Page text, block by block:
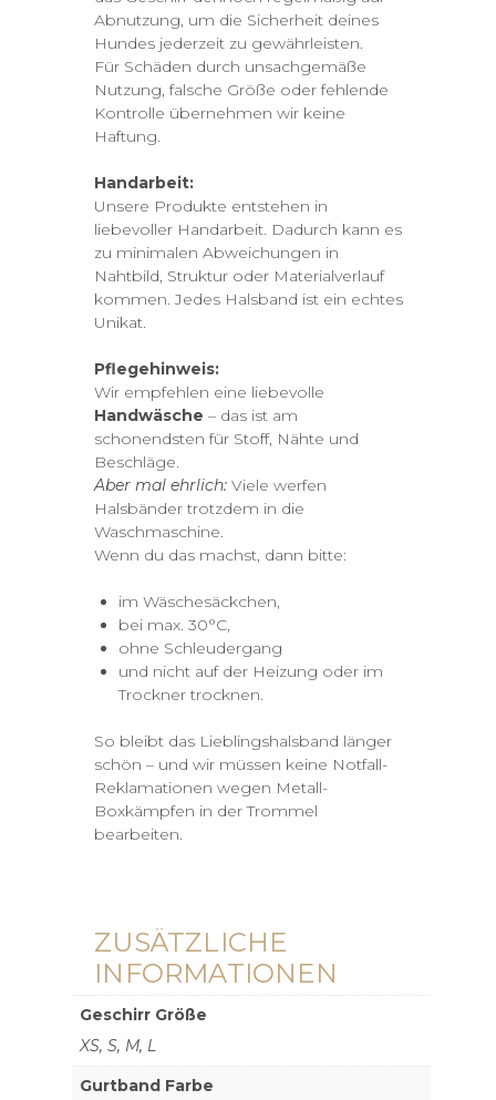
Abnutzung, um die Sicherheit deines
Hundes jederzeit zu gewährleisten.
Für Schäden durch unsachgemäße
Nutzung, falsche Größe oder fehlende
Kontrolle übernehmen wir keine
Haftung.
Handarbeit:
Unsere Produkte entstehen in
liebevoller Handarbeit. Dadurch kann es
zu minimalen Abweichungen in
Nahtbild, Struktur oder Materialverlauf
kommen. Jedes Halsband ist ein echtes
Unikat.
Pflegehinweis:
Wir empfehlen eine liebevolle
Handwäsche – das ist am
schonendsten für Stoff, Nähte und
Beschläge.
Aber mal ehrlich: Viele werfen
Halsbänder trotzdem in die
Waschmaschine.
Wenn du das machst, dann bitte:
im Wäschesäckchen,
bei max. 30°C,
ohne Schleudergang
und nicht auf der Heizung oder im
Trockner trocknen.
So bleibt das Lieblingshalsband länger
schön – und wir müssen keine Notfall-
Reklamationen wegen Metall-
Boxkämpfen in der Trommel
bearbeiten.
ZUSÄTZLICHE
INFORMATIONEN
Geschirr Größe
XS, S, M, L
Gurtband Farbe